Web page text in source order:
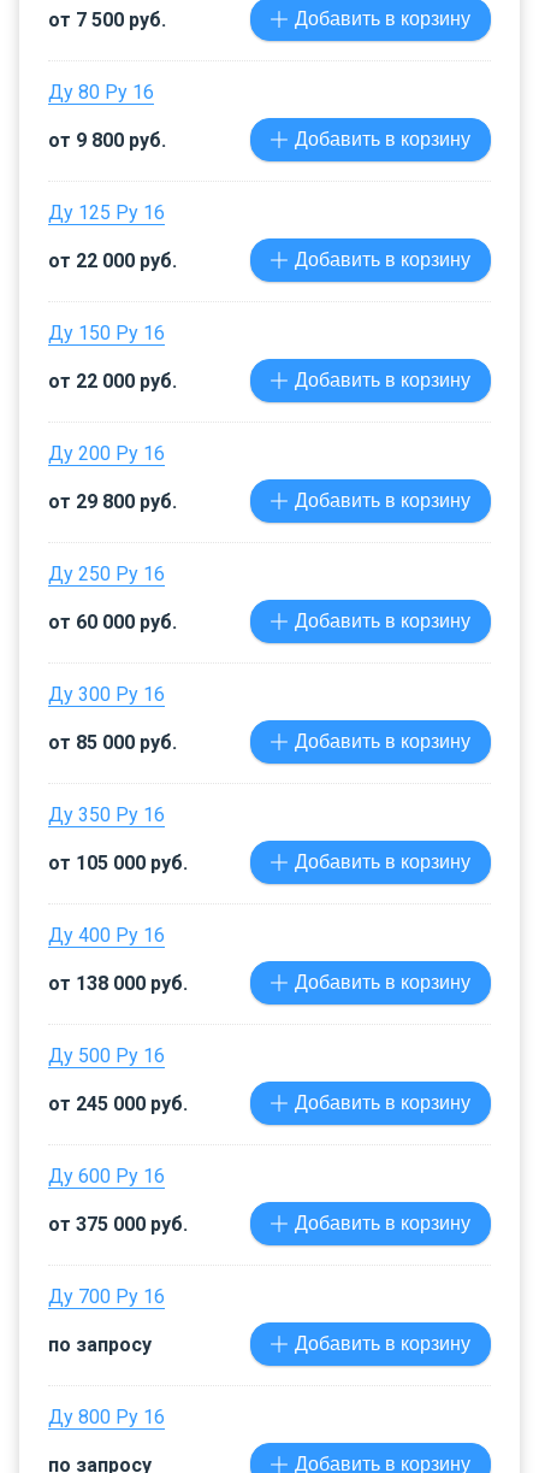
от 7 500 руб. Добавить в корзину
Ду 80 Ру 16
от 9 800 руб. Добавить в корзину
Ду 125 Ру 16
от 22 000 руб. Добавить в корзину
Ду 150 Ру 16
от 22 000 руб. Добавить в корзину
Ду 200 Ру 16
от 29 800 руб. Добавить в корзину
Ду 250 Ру 16
от 60 000 руб. Добавить в корзину
Ду 300 Ру 16
от 85 000 руб. Добавить в корзину
Ду 350 Ру 16
от 105 000 руб. Добавить в корзину
Ду 400 Ру 16
от 138 000 руб. Добавить в корзину
Ду 500 Ру 16
от 245 000 руб. Добавить в корзину
Ду 600 Ру 16
от 375 000 руб. Добавить в корзину
Ду 700 Ру 16
по запросу Добавить в корзину
Ду 800 Ру 16
по запросу Добавить в корзину